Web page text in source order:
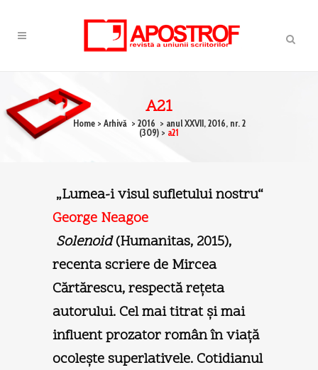
A21
Home> Arhivă > 2016 > anul XXVII, 2016, nr. 2
(309) > a21
„Lumea-i visul sufletului nostru“
George Neagoe
Solenoid(Humanitas, 2015),
recenta scriere de Mircea
Cărtărescu, respectă reţeta
autorului. Cel mai titrat şi mai
influent prozator român în viaţă
ocoleşte superlativele. Cotidianul